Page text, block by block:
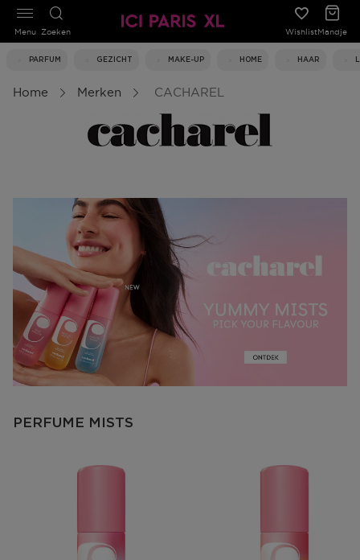
Zoeken WishlistMandje
PARFUM GEZICHT MAKE-UP HOME HAAR
Menu
Home Merken CACHAREL
PERFUME MISTS